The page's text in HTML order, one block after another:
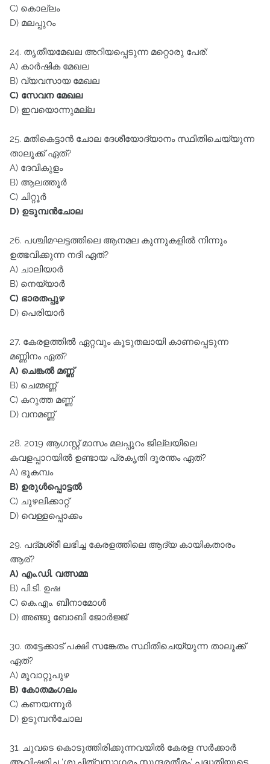
C) കൊല്ലം
D) മലപ്പുറം
24. തൃതീയമേഖല അറിയപ്പെടുന്ന മറ്റൊരു പേര്‌:
A) കാർഷിക മേഖല
B) വ്യവസായ മേഖല
C) സേവന മേഖല
D) ഇവയൊന്നുമല്ല
25. മതികെട്ടാൻ ചോല ദേശീയോദ്യാനം സ്ഥിതിചെയ്യുന്ന
താലൂക്ക്‌ ഏത്‌?
A) ദേവികുളം
B) ആലത്തൂർ
C) ചിറ്റൂർ
D) ഉടുമ്പൻചോല
26. പശ്ചിമഘട്ടത്തിലെ ആനമല കുന്നുകളിൽ നിന്നും
ഉത്ഭവിക്കുന്ന നദി ഏത്‌?
A) ചാലിയാർ
B) നെയ്യാർ
C) ഭാരതപ്പുഴ
D) പെരിയാർ
27. കേരളത്തിൽ ഏറ്റവും കൂടുതലായി കാണപ്പെടുന്ന
മണ്ണിനം ഏത്‌?
A) ചെങ്കൽ മണ്ണ്‌
B) ചെമ്മണ്ണ്‌
C) കറുത്ത മണ്ണ്‌
D) വനമണ്ണ്‌
28. 2019 ആഗസ്റ്റ്‌ മാസം മലപ്പുറം ജില്ലയിലെ
കവളപ്പാറയിൽ ഉണ്ടായ പ്രകൃതി ദൂരന്തം ഏത്‌?
A) ഭൂകമ്പം
B) ഉരുൾപ്പൊട്ടൽ
C) ചുഴലിക്കാറ്റ്‌
D) വെള്ളപ്പൊക്കം
29. പദ്മശ്രീ ലഭിച്ച കേരളത്തിലെ ആദ്യ കായികതാരം
ആര്?
A) എം.ഡി. വത്സമ്മ
B) പി.ടി. ഉഷ
C) കെ.എം. ബീനാമോൾ
D) അഞ്ജു ബോബി ജോർജ്ജ്‌
30. തട്ടേക്കാട്‌ പക്ഷി സങ്കേതം സ്ഥിതിചെയ്യുന്ന താലൂക്ക്‌
ഏത്‌?
A) മൂവാറ്റുപുഴ
B) കോതമംഗലം
C) കണയന്നൂർ
D) ഉടുമ്പൻചോല
31. ചുവടെ കൊടുത്തിരിക്കുന്നവയിൽ കേരള സർക്കാർ